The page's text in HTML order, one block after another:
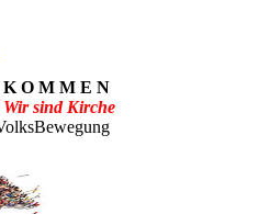
O M M E N
Wir sind Kirche